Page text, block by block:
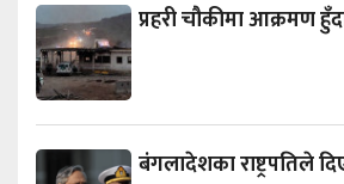
प्रहरी चौकीमा आक्रमण
बंगलादेशका राष्ट्रपतिले